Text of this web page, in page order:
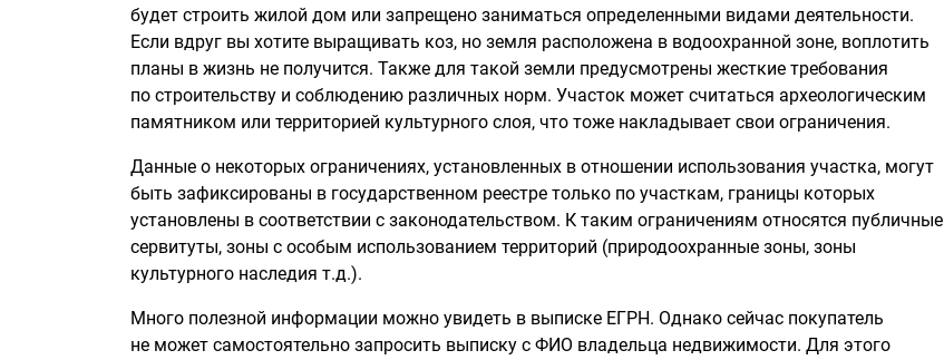
будет строить жилой дом или запрещено заниматься определенными видами деятельности.
Если вдруг вы хотите выращивать коз, но земля расположена в водоохранной зоне, воплотить
планы в жизнь не получится. Также для такой земли предусмотрены жесткие требования
по строительству и соблюдению различных норм. Участок может считаться археологическим
памятником или территорией культурного слоя, что тоже накладывает свои ограничения.
Данные о некоторых ограничениях, установленных в отношении использования участка, могут
быть зафиксированы в государственном реестре только по участкам, границы которых
установлены в соответствии с законодательством. К таким ограничениям относятся публичные
сервитуты, зоны с особым использованием территорий (природоохранные зоны, зоны
культурного наследия т.д.).
Много полезной информации можно увидеть в выписке ЕГРН. Однако сейчас покупатель
не может самостоятельно запросить выписку с ФИО владельца недвижимости. Для этого